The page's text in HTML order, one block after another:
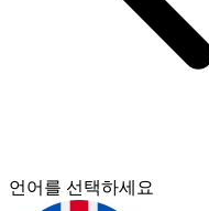
언어를 선택하세요